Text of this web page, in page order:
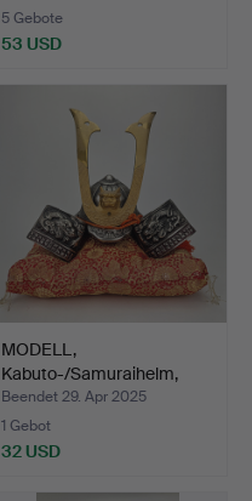
5 Gebote
53 USD
MODELL,
Kabuto-/Samuraihelm,
Metall, orien…
Beendet 29. Apr 2025
1 Gebot
32 USD